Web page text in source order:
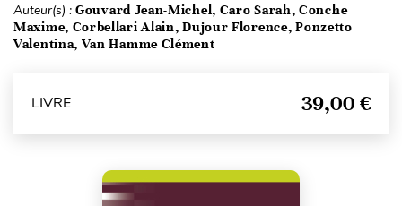
Auteur(s) : Gouvard Jean-Michel, Caro Sarah, Conche
Maxime, Corbellari Alain, Dujour Florence, Ponzetto
Valentina, Van Hamme Clément
LIVRE 39,00 €